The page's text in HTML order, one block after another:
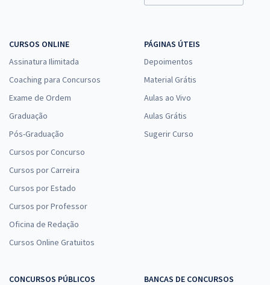
CURSOS ONLINE
Assinatura Ilimitada
Coaching para Concursos
Exame de Ordem
Graduação
Pós-Graduação
Cursos por Concurso
Cursos por Carreira
Cursos por Estado
Cursos por Professor
Oficina de Redação
Cursos Online Gratuitos
PÁGINAS ÚTEIS
Depoimentos
Material Grátis
Aulas ao Vivo
Aulas Grátis
Sugerir Curso
CONCURSOS PÚBLICOS
BANCAS DE CONCURSOS